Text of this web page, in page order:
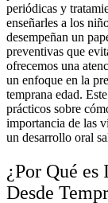
periódicas y
enseñarles a los
desempeñan un
preventivas que
ofrecemos una
un enfoque en la
temprana edad.
prácticos sobre
importancia de las
un desarrollo oral
¿Por Qué
Desde